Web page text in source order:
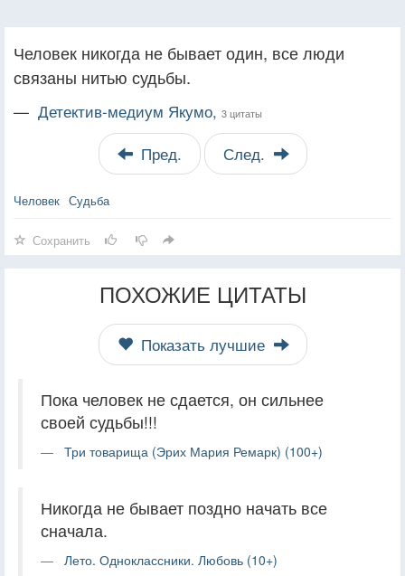
Человек никогда не бывает один, все люди
связаны нитью судьбы.
— Детектив-медиум Якумо, 3 цитаты
Пред. След.
Человек Судьба
Сохранить
ПОХОЖИЕ ЦИТАТЫ
Показать лучшие
Пока человек не сдается, он сильнее
своей судьбы!!!
Три товарища (Эрих Мария Ремарк) (100+)
Никогда не бывает поздно начать все
сначала.
Лето. Одноклассники. Любовь (10+)